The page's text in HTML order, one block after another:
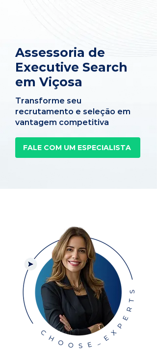
Assessoria de
Executive Search
em Viçosa
Transforme seu
recrutamento e seleção em
vantagem competitiva
FALE COM UM ESPECIALISTA